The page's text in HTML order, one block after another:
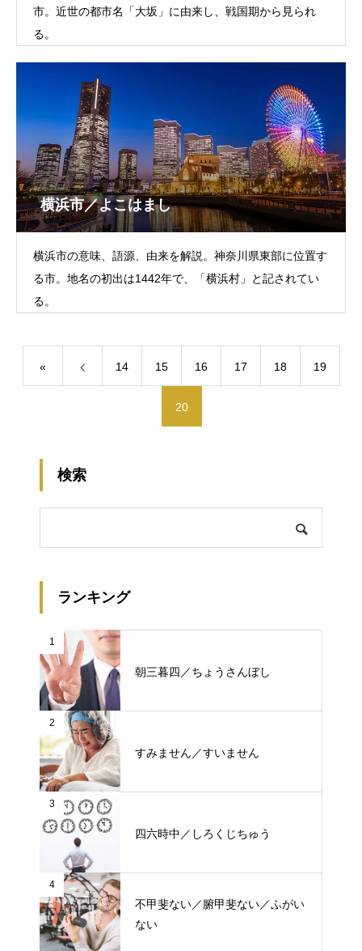
市。近世の都市名「大坂」に由来し、戦国期から見られ
る。
横浜市／よこはまし
横浜市の意味、語源、由来を解説。神奈川県東部に位置す
る市。地名の初出は1442年で、「横浜村」と記されてい
る。
« 14 15 16 17 18 19
20
検索
ランキング
1
朝三暮四／ちょうさんぼし
2
すみません／すいません
3
四六時中／しろくじちゅう
4
不甲斐ない／腑甲斐ない／ふがい
ない